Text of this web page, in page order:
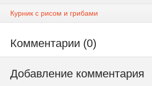
Курник с рисом и грибами
Комментарии (0)
Добавление комментария